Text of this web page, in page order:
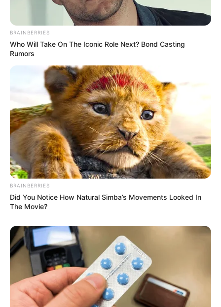
BRAINBERRIES
Who Will Take On The Iconic Role Next? Bond Casting
Rumors
BRAINBERRIES
Did You Notice How Natural Simba’s Movements Looked In
The Movie?